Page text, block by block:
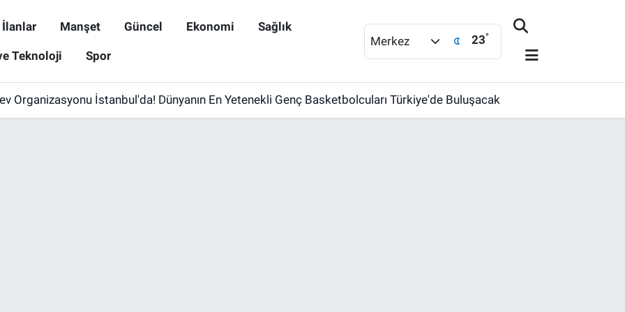
İlanlar Manşet Güncel Ekonomi Sağlık
Teknoloji Spor
Merkez 23°
Organizasyonu İstanbul'da! Dünyanın En Yetenekli Genç Basketbolcuları Türkiye'de Buluşacak